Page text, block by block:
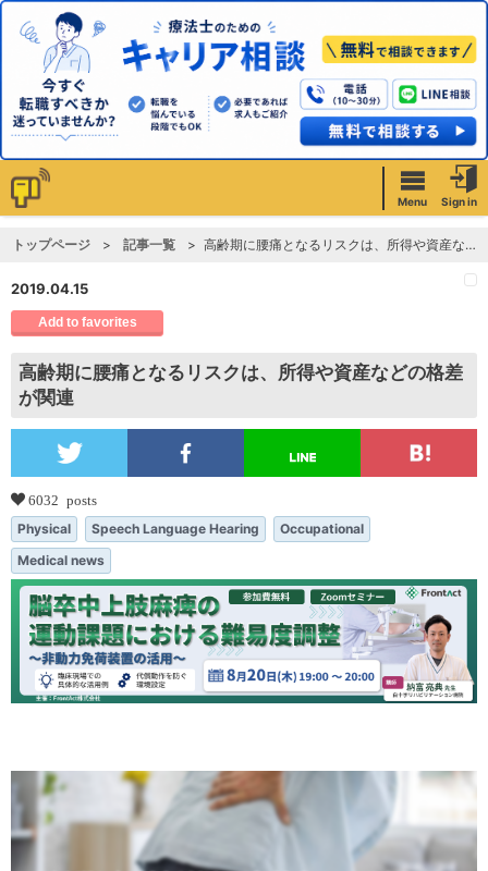
Menu Sign in
トップページ 記事一覧 高齢期に腰痛となるリスクは、所得や資産などの格差が関連
2019.04.15
Add to favorites
高齢期に腰痛となるリスクは、所得や資産などの格差
が関連
6032 posts
Physical Speech Language Hearing
Occupational
Medical news